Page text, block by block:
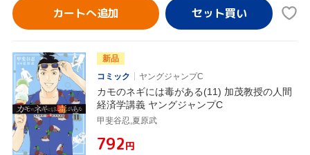
カートへ追加
新品
コミック
ヤングジャンプC
カモのネギには毒がある(11) 加茂教授の人間
経済学講義 ヤングジャンプC
甲斐谷忍,夏原武
¥792円